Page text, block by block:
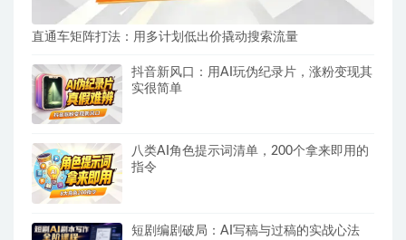
直通车矩阵打法：用多计划低出价撬动搜索流量
抖音新风口：用AI玩伪纪录片，涨粉变现其
实很简单
八类AI角色提示词清单，200个拿来即用的
指令
短剧编剧破局：AI写稿与过稿的实战心法